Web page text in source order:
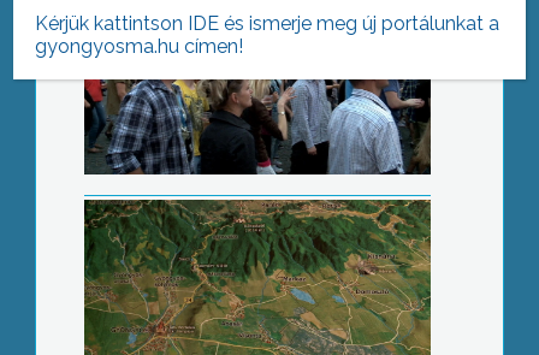
Mátrai programok esős napokra is
Fafaragó tábor
Kérjük kattintson IDE és ismerje meg új portálunkat a
gyongyosma.hu címen!